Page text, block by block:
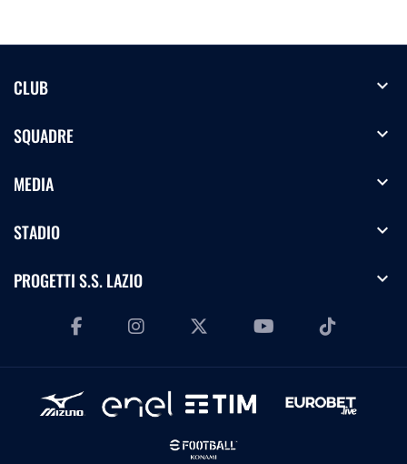
CLUB expand_more
SQUADRE expand_more
MEDIA expand_more
STADIO expand_more
PROGETTI S.S. LAZIO expand_more